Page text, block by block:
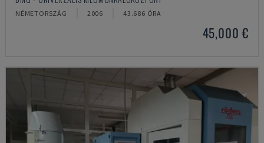
NÉMETORSZÁG 2006 43.686 ÓRA
45,000 €